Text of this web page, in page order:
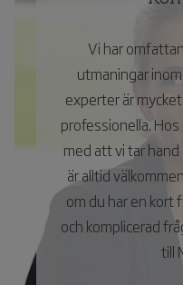
Vi har
utmaningar
experter är
professionella.
med att vi tar hand
är alltid
om du har en kort
och komplicerad
till